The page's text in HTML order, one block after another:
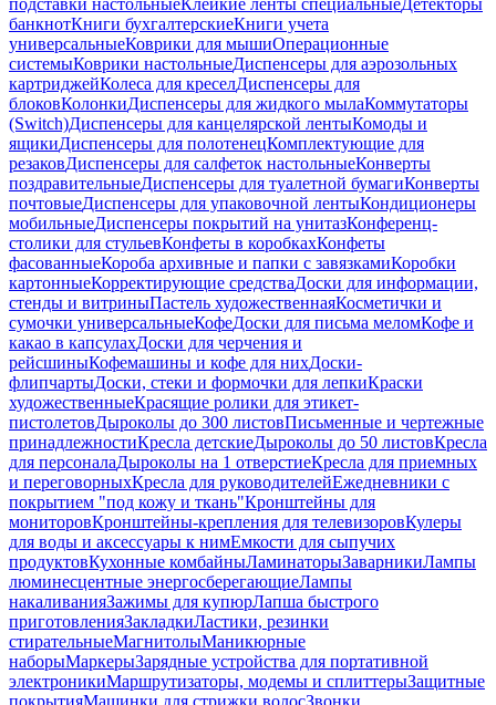
подставки настольныеКлейкие ленты специальныеДетекторы
банкнотКниги бухгалтерскиеКниги учета
универсальныеКоврики для мышиОперационные
системыКоврики настольныеДиспенсеры для аэрозольных
картриджейКолеса для креселДиспенсеры для
блоковКолонкиДиспенсеры для жидкого мылаКоммутаторы
(Switch)Диспенсеры для канцелярской лентыКомоды и
ящикиДиспенсеры для полотенецКомплектующие для
резаковДиспенсеры для салфеток настольныеКонверты
поздравительныеДиспенсеры для туалетной бумагиКонверты
почтовыеДиспенсеры для упаковочной лентыКондиционеры
мобильныеДиспенсеры покрытий на унитазКонференц-
столики для стульевКонфеты в коробкахКонфеты
фасованныеКороба архивные и папки с завязкамиКоробки
картонныеКорректирующие средстваДоски для информации,
стенды и витриныПастель художественнаяКосметички и
сумочки универсальныеКофеДоски для письма меломКофе и
какао в капсулахДоски для черчения и
рейсшиныКофемашины и кофе для нихДоски-
флипчартыДоски, стеки и формочки для лепкиКраски
художественныеКрасящие ролики для этикет-
пистолетовДыроколы до 300 листовПисьменные и чертежные
принадлежностиКресла детскиеДыроколы до 50 листовКресла
для персоналаДыроколы на 1 отверстиеКресла для приемных
и переговорныхКресла для руководителейЕжедневники с
покрытием "под кожу и ткань"Кронштейны для
мониторовКронштейны-крепления для телевизоровКулеры
для воды и аксессуары к нимЕмкости для сыпучих
продуктовКухонные комбайныЛаминаторыЗаварникиЛампы
люминесцентные энергосберегающиеЛампы
накаливанияЗажимы для купюрЛапша быстрого
приготовленияЗакладкиЛастики, резинки
стирательныеМагнитолыМаникюрные
наборыМаркерыЗарядные устройства для портативной
электроникиМаршрутизаторы, модемы и сплиттерыЗащитные
покрытияМашинки для стрижки волосЗвонки